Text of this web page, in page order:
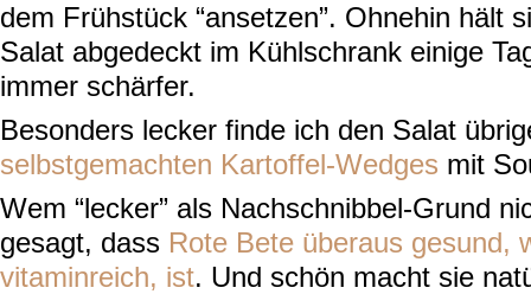
dem Frühstück “ansetzen”. Ohnehin hält
Salat abgedeckt im Kühlschrank einige
immer schärfer.
Besonders lecker finde ich den Salat
selbstgemachten Kartoffel-Wedges mit
Wem “lecker” als Nachschnibbel-Grund
gesagt, dass Rote Bete überaus gesund,
vitaminreich, ist. Und schön macht sie